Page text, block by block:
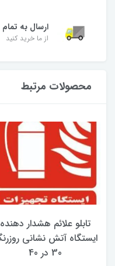
ارسال به
از ما خرید کنید
محصولات مرتبط
تابلو علائم هشدار دهنده
ایستگاه آتش نشانی
30 در 40